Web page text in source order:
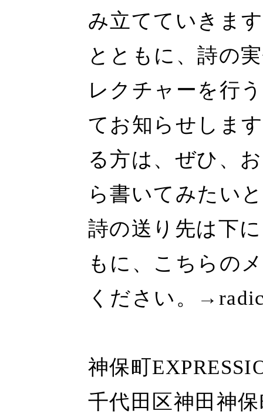
み立てていきま
とともに、詩の
レクチャーを行
てお知らせしま
る方は、ぜひ、
ら書いてみたい
詩の送り先は下
もに、こちらの
ください。
神保町
千代田区神田神